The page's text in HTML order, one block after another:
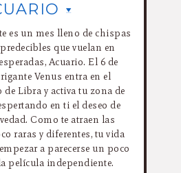
es un mes lleno de chispas
que vuelan en
Acuario. El 6 de
Venus entra en el
Libra y activa tu zona de
en ti el deseo de
Como te atraen las
raras y diferentes, tu vida
a parecerse un poco
película independiente.